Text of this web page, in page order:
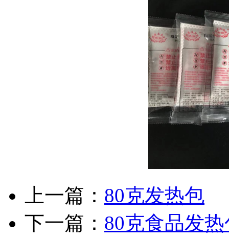
上一篇： 80克发热包
下一篇： 80克食品发